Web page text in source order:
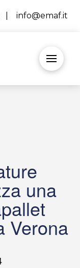
info@emaf.it
una
Verona